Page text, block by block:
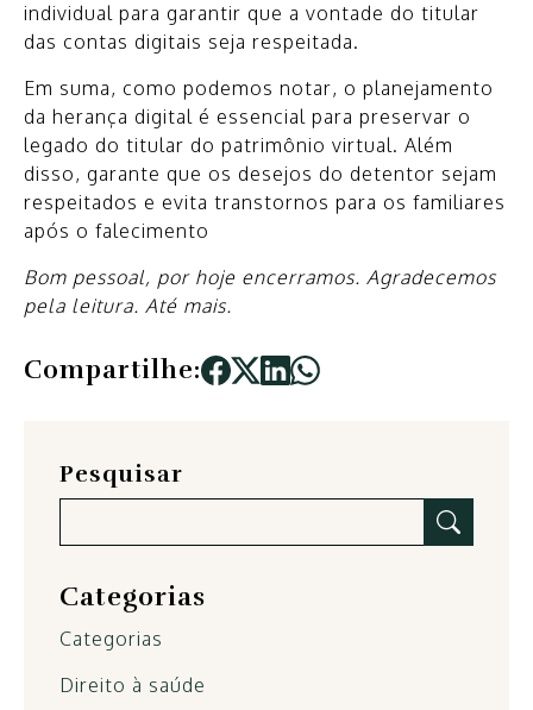
individual para garantir que a vontade do titular
das contas digitais seja respeitada.
Em suma, como podemos notar, o planejamento
da herança digital é essencial para preservar o
legado do titular do patrimônio virtual. Além
disso, garante que os desejos do detentor sejam
respeitados e evita transtornos para os familiares
após o falecimento
Bom pessoal, por hoje encerramos. Agradecemos
pela leitura. Até mais.
Compartilhe:
Pesquisar
Categorias
Categorias
Direito à saúde